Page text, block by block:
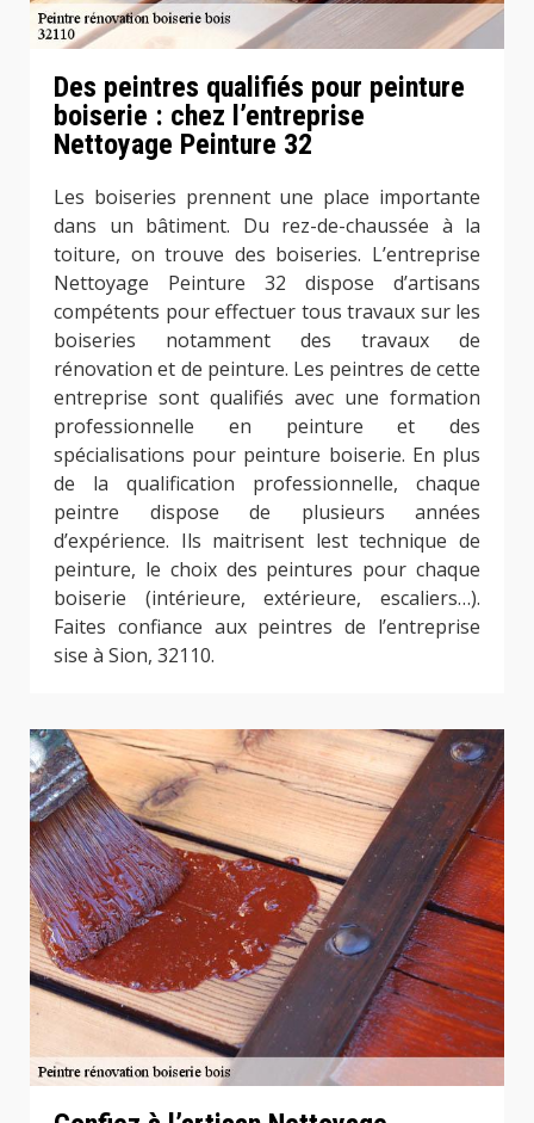
Des peintres qualifiés pour peinture
boiserie : chez l’entreprise
Nettoyage Peinture 32
Les boiseries prennent une place importante
dans un bâtiment. Du rez-de-chaussée à la
toiture, on trouve des boiseries. L’entreprise
Nettoyage Peinture 32 dispose d’artisans
compétents pour effectuer tous travaux sur les
boiseries notamment des travaux de
rénovation et de peinture. Les peintres de cette
entreprise sont qualifiés avec une formation
professionnelle en peinture et des
spécialisations pour peinture boiserie. En plus
de la qualification professionnelle, chaque
peintre dispose de plusieurs années
d’expérience. Ils maitrisent lest technique de
peinture, le choix des peintures pour chaque
boiserie (intérieure, extérieure, escaliers…).
Faites confiance aux peintres de l’entreprise
sise à Sion, 32110.